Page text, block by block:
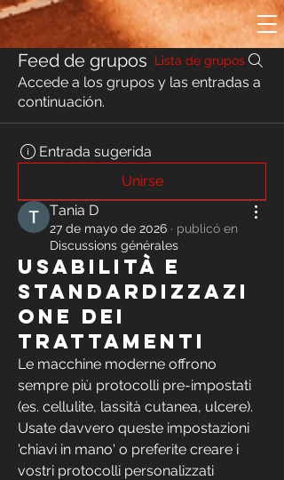
Feed de grupos Lista de grupos
Accede a los grupos y las entradas a
continuación.
Entrada sugerida
Unirse
Тania D
27 de mayo de 2026 · publicó en
Discussions générales
Usabilità e
standardizzazi
one dei
trattamenti
Le macchine moderne offrono
sempre più protocolli pre-impostati
(es. cellulite, lassità cutanea, ulcere).
Usate davvero queste impostazioni
'chiavi in mano' o preferite creare i
vostri protocolli personalizzati